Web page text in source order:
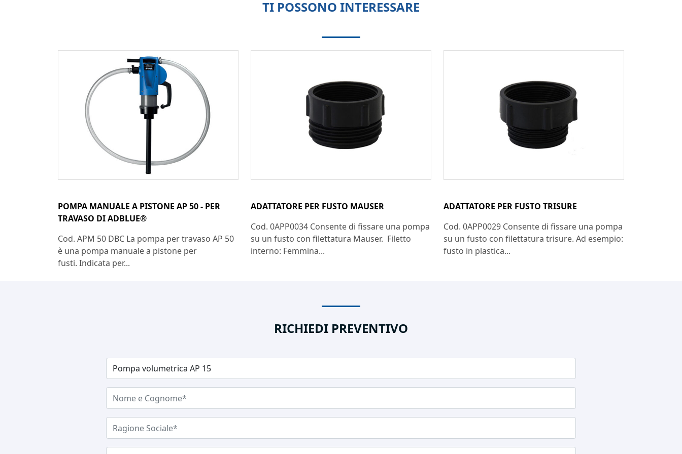
TI POSSONO INTERESSARE
POMPA MANUALE A PISTONE AP 50 - PER
TRAVASO DI ADBLUE®
Cod. APM 50 DBC La pompa per travaso AP 50
è una pompa manuale a pistone per
fusti. Indicata per...
ADATTATORE PER FUSTO MAUSER
Cod. 0APP0034 Consente di fissare una pompa
su un fusto con filettatura Mauser. Filetto
interno: Femmina...
ADATTATORE PER FUSTO TRISURE
Cod. 0APP0029 Consente di fissare una pompa
su un fusto con filettatura trisure. Ad esempio:
fusto in plastica...
RICHIEDI PREVENTIVO